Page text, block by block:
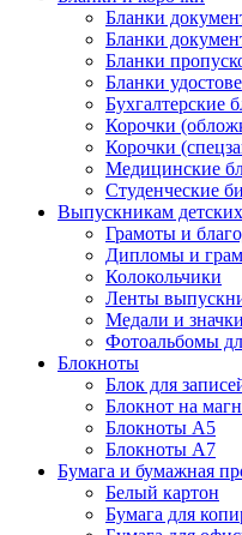
Бланки
Бланки
Бланки
Бланки
Бухгалтерские
Корочки
Корочки
Медицинские
Студенческие
Выпускникам
Грамоты и
Дипломы и
Колокольчики
Ленты
Медали и значки
Фотоальбомы
Блокноты
Блок для
Блокнот на
Блокноты А5
Блокноты А7
Бумага и бумажная
Белый картон
Бумага для